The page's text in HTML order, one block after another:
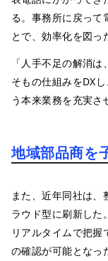
る。事務所に戻って
とで、効率化を図っ
「人手不足の解消
そもの仕組みをDX
う本来業務を充実さ
地域部品商を
また、近年同社は、
ラウド型に刷新した
リアルタイムで把
の確認が可能となっ